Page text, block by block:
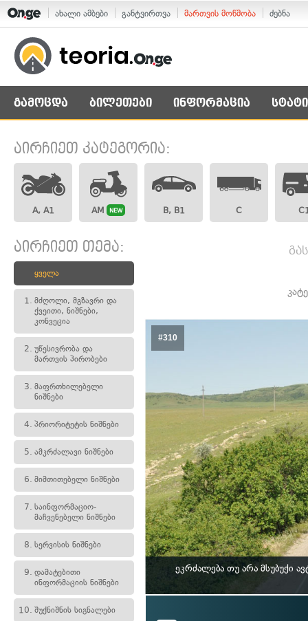
ახალი ამბები განტვირთვა მართვის მოწმობა ძებნა
გამოცდა ბილეთები ინფორმაცია
აირჩიეთ კატეგორია:
A, A1 AM NEW B, B1 C
აირჩიეთ თემა:
ყველა
1. მძღოლი, მგზავრი და
ქვეითი, ნიშნები,
კონვეცია
2. უწესივრობა და
მართვის პირობები
3. მაფრთხილებელი
ნიშნები
4. პრიორიტეტის ნიშნები
5. ამკრძალავი ნიშნები
6. მიმთითებელი ნიშნები
7. საინფორმაციო-
მაჩვენებელი ნიშნები
8. სერვისის ნიშნები
9. დამატებითი
ინფორმაციის ნიშნები
10. შუქნიშნის სიგნალები
#310
ეკრძალება თუ არა მსუბუქი